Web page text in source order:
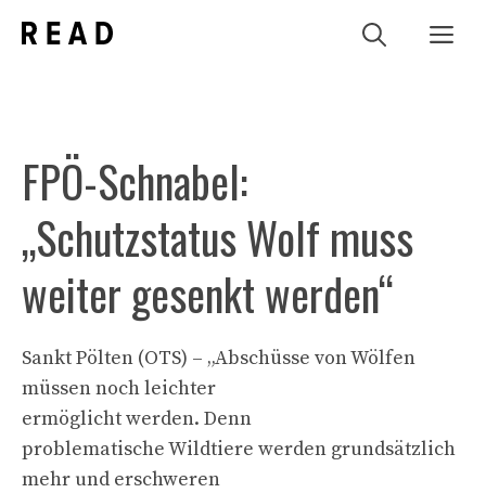
Inhalt
FPÖ-Schnabel:
„Schutzstatus Wolf muss
weiter gesenkt werden“
Sankt Pölten (OTS) – „Abschüsse von Wölfen
müssen noch leichter
ermöglicht werden. Denn
problematische Wildtiere werden grundsätzlich
mehr und erschweren